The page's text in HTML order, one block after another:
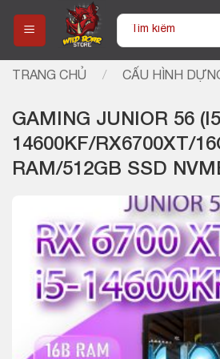
content
Tìm
TRANG CHỦ / CẤU HÌNH
GAMING JUNIOR 56
14600KF/RX6700XT/
RAM/512GB SSD